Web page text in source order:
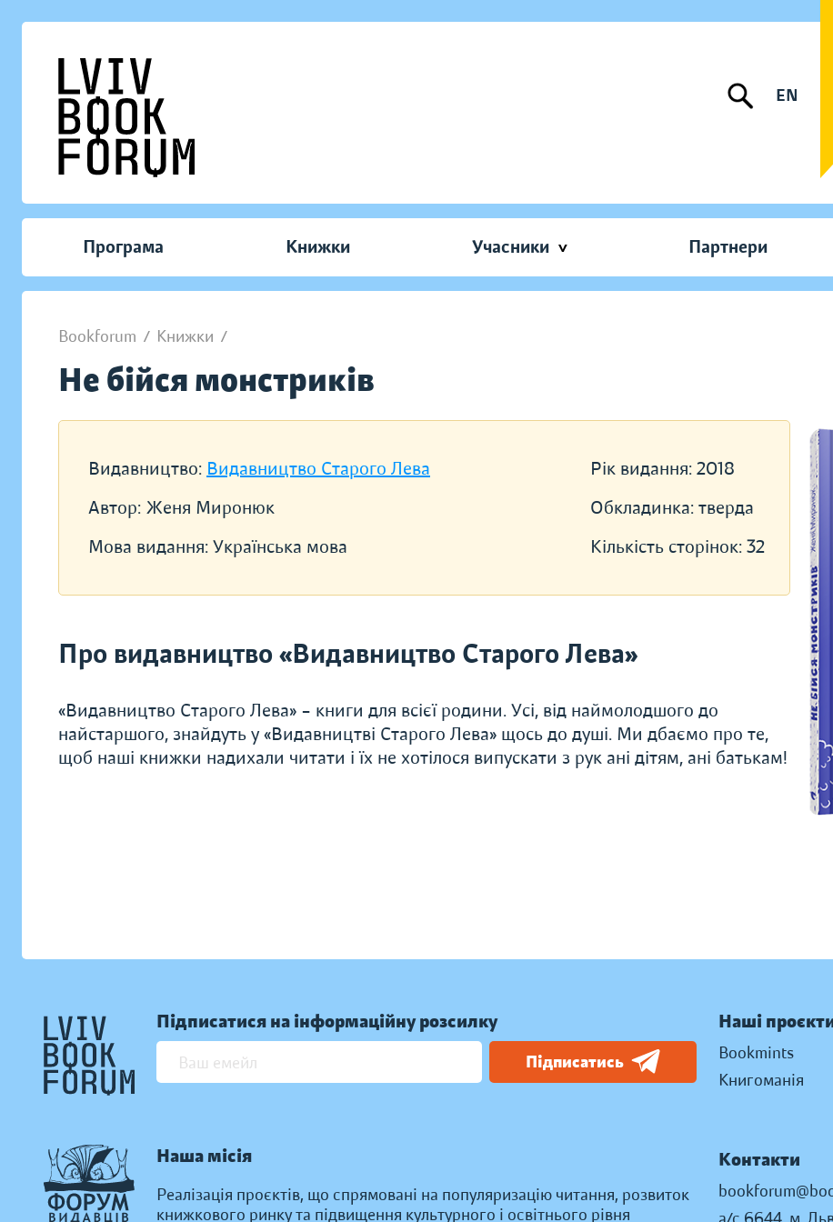
EN
Програма Книжки Учасники Партнери
Bookforum / Книжки /
Не бійся монстриків
Видавництво: Видавництво Старого Лева
Автор: Женя Миронюк
Мова видання: Українська мова
Рік видання: 2018
Обкладинка: тверда
Кількість сторінок: 32
Про видавництво «Видавництво Старого Лева»
«Видавництво Старого Лева» – книги для всієї родини. Усі, від наймолодшого до
найстаршого, знайдуть у «Видавництві Старого Лева» щось до душі. Ми дбаємо про те,
щоб наші книжки надихали читати і їх не хотілося випускати з рук ані дітям, ані батькам!
Підписатися на інформаційну розсилку
Підписатись
Наша місія
Реалізація проєктів, що спрямовані на популяризацію читання, розвиток
книжкового ринку та підвищення культурного і освітнього рівня
Наші
Bookmints
Книгоманія
Контакти